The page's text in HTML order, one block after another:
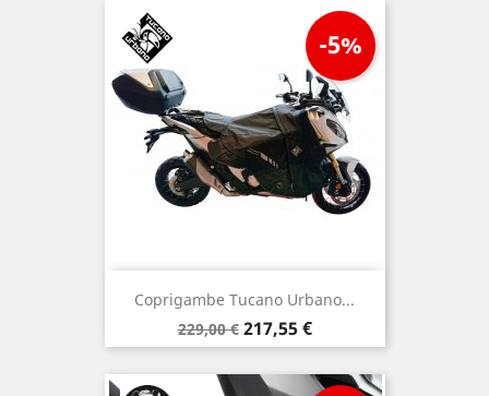
Coprigambe Tucano Urbano...
Prezzo
base
229,00 €
-5%
Prezzo
217,55 €